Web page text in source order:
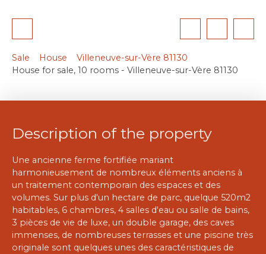
Sale House
Villeneuve-sur-Vère 81130
House for sale, 10 rooms - Villeneuve-sur-Vère 81130
Description of the property
Une ancienne ferme fortifiée mariant
harmonieusement de nombreux éléments anciens à
un traitement contemporain des espaces et des
volumes. Sur plus d'un hectare de parc, quelque 520m2
habitables, 6 chambres, 4 salles d'eau ou salle de bains,
3 pièces de vie de luxe, un double garage, des caves
immenses, de nombreuses terrasses et une piscine très
originale sont quelques unes des caractéristiques de